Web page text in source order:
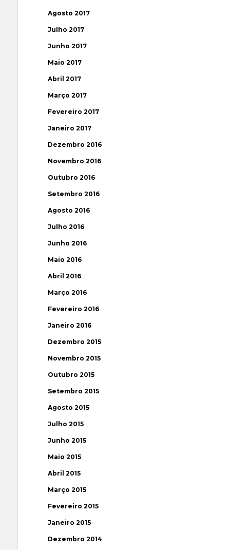
Agosto 2017
Julho 2017
Junho 2017
Maio 2017
Abril 2017
Março 2017
Fevereiro 2017
Janeiro 2017
Dezembro 2016
Novembro 2016
Outubro 2016
Setembro 2016
Agosto 2016
Julho 2016
Junho 2016
Maio 2016
Abril 2016
Março 2016
Fevereiro 2016
Janeiro 2016
Dezembro 2015
Novembro 2015
Outubro 2015
Setembro 2015
Agosto 2015
Julho 2015
Junho 2015
Maio 2015
Abril 2015
Março 2015
Fevereiro 2015
Janeiro 2015
Dezembro 2014